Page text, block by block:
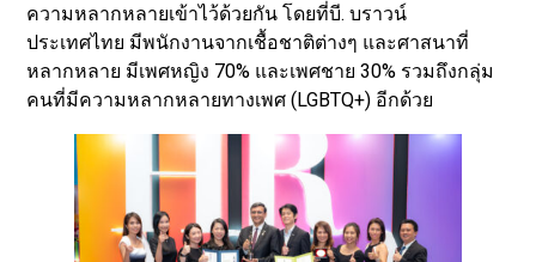
ความหลากหลายเข้าไว้ด้วยกัน โดยที่บี. บราวน์
ประเทศไทย มีพนักงานจากเชื้อชาติต่างๆ และศาสนาที่
หลากหลาย มีเพศหญิง 70% และเพศชาย 30% รวมถึงกลุ่ม
คนที่มีความหลากหลายทางเพศ (LGBTQ+) อีกด้วย